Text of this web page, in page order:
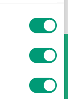
farmácias em